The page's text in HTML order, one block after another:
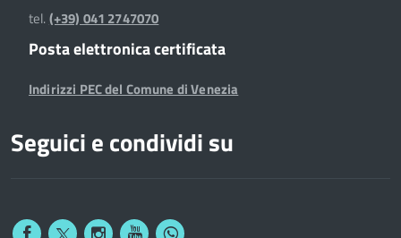
tel.(+39) 041 2747070
Posta elettronica certificata
Indirizzi PEC del Comune di Venezia
Seguici e condividi su